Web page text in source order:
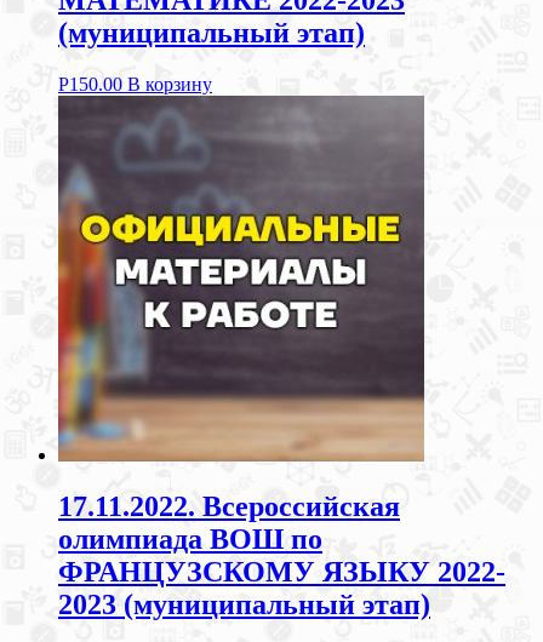
(муниципальный этап)
Р150.00 В корзину
17.11.2022. Всероссийская
олимпиада ВОШ по
ФРАНЦУЗСКОМУ ЯЗЫКУ 2022-
2023 (муниципальный этап)